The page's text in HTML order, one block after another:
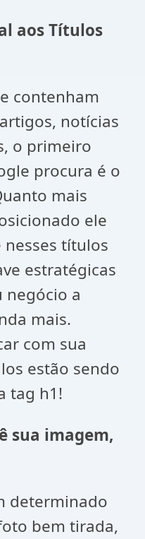
aos Títulos
contenham
notícias
o primeiro
procura é o
mais
ele
nesses títulos
estratégicas
negócio a
mais.
com sua
estão sendo
tag h1!
sua imagem,
determinado
bem tirada,